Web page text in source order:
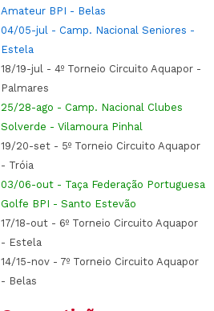
Amateur BPI - Belas
04/05-jul - Camp. Nacional Seniores -
Estela
18/19-jul - 4º Torneio Circuito Aquapor -
Palmares
25/28-ago - Camp. Nacional Clubes
Solverde - Vilamoura Pinhal
19/20-set - 5º Torneio Circuito Aquapor
- Tróia
03/06-out - Taça Federação Portuguesa
Golfe BPI - Santo Estevão
17/18-out - 6º Torneio Circuito Aquapor
- Estela
14/15-nov - 7º Torneio Circuito Aquapor
- Belas